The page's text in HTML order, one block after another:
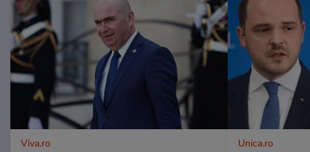
Viva.ro Unica.ro